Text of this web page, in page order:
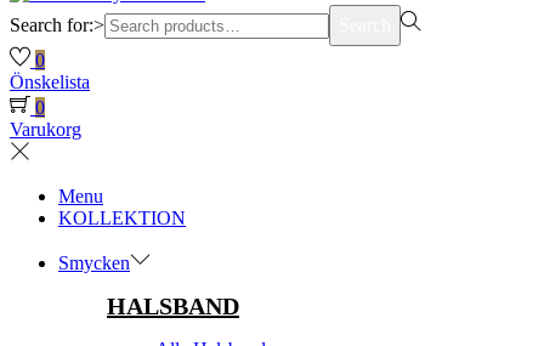
Search for:>
0
Önskelista
0
Varukorg
Menu
KOLLEKTION
Smycken
HALSBAND